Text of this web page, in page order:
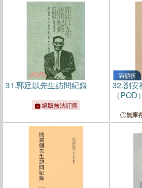
31.郭廷以先生訪問紀錄
絕版無法訂購
滿額折
32.劉安
（POD）
無庫